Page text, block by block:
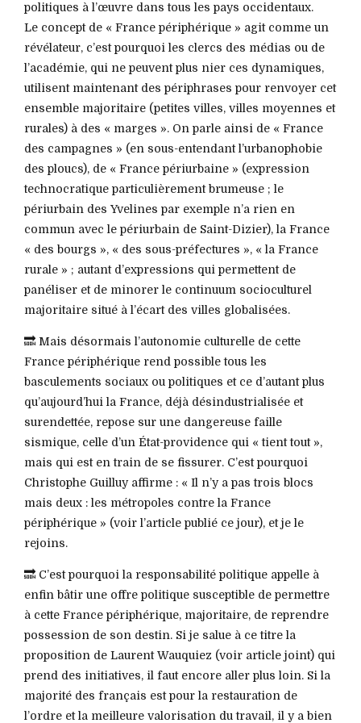
politiques à l’œuvre dans tous les pays occidentaux.
Le concept de « France périphérique » agit comme un
révélateur, c’est pourquoi les clercs des médias ou de
l’académie, qui ne peuvent plus nier ces dynamiques,
utilisent maintenant des périphrases pour renvoyer cet
ensemble majoritaire (petites villes, villes moyennes et
rurales) à des « marges ». On parle ainsi de « France
des campagnes » (en sous-entendant l’urbanophobie
des ploucs), de « France périurbaine » (expression
technocratique particulièrement brumeuse ; le
périurbain des Yvelines par exemple n’a rien en
commun avec le périurbain de Saint-Dizier), la France
« des bourgs », « des sous-préfectures », « la France
rurale » ; autant d’expressions qui permettent de
panéliser et de minorer le continuum socioculturel
majoritaire situé à l’écart des villes globalisées.
🔜 Mais désormais l’autonomie culturelle de cette
France périphérique rend possible tous les
basculements sociaux ou politiques et ce d’autant plus
qu’aujourd’hui la France, déjà désindustrialisée et
surendettée, repose sur une dangereuse faille
sismique, celle d’un État-providence qui « tient tout »,
mais qui est en train de se fissurer. C’est pourquoi
Christophe Guilluy affirme : « Il n’y a pas trois blocs
mais deux : les métropoles contre la France
périphérique » (voir l’article publié ce jour), et je le
rejoins.
🔜 C’est pourquoi la responsabilité politique appelle à
enfin bâtir une offre politique susceptible de permettre
à cette France périphérique, majoritaire, de reprendre
possession de son destin. Si je salue à ce titre la
proposition de Laurent Wauquiez (voir article joint) qui
prend des initiatives, il faut encore aller plus loin. Si la
majorité des français est pour la restauration de
l’ordre et la meilleure valorisation du travail, il y a bien